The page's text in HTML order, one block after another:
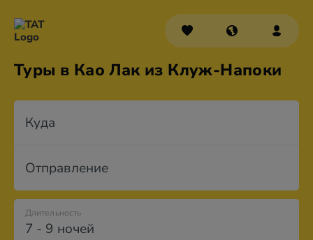
Туры в Као Лак из Клуж-Напоки
Куда
Отправление
7 - 9 ночей
Длительность